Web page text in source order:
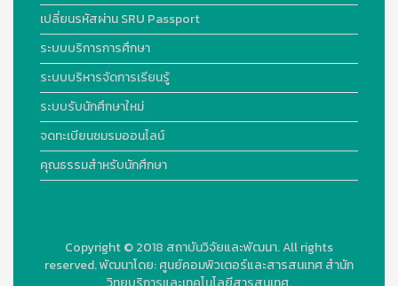
เปลี่ยนรหัสผ่าน SRU Passport
ระบบบริการการศึกษา
ระบบบริหารจัดการเรียนรู้
ระบบรับนักศึกษาใหม่
จดทะเบียนชมรมออนไลน์
คุณธรรมสำหรับนักศึกษา
Copyright © 2018 สถาบันวิจัยและพัฒนา. All rights
reserved.พัฒนาโดย:ศูนย์คอมพิวเตอร์และสารสนเทศ สำนัก